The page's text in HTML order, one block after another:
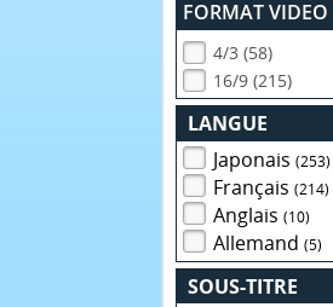
FORMAT VIDEO
4/3 (58)
16/9 (215)
LANGUE
Japonais(253)
Français(214)
Anglais(10)
Allemand(5)
SOUS-TITRE